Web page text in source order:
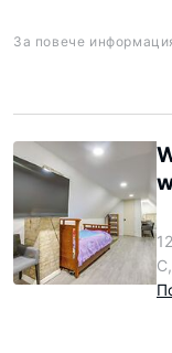
За повече